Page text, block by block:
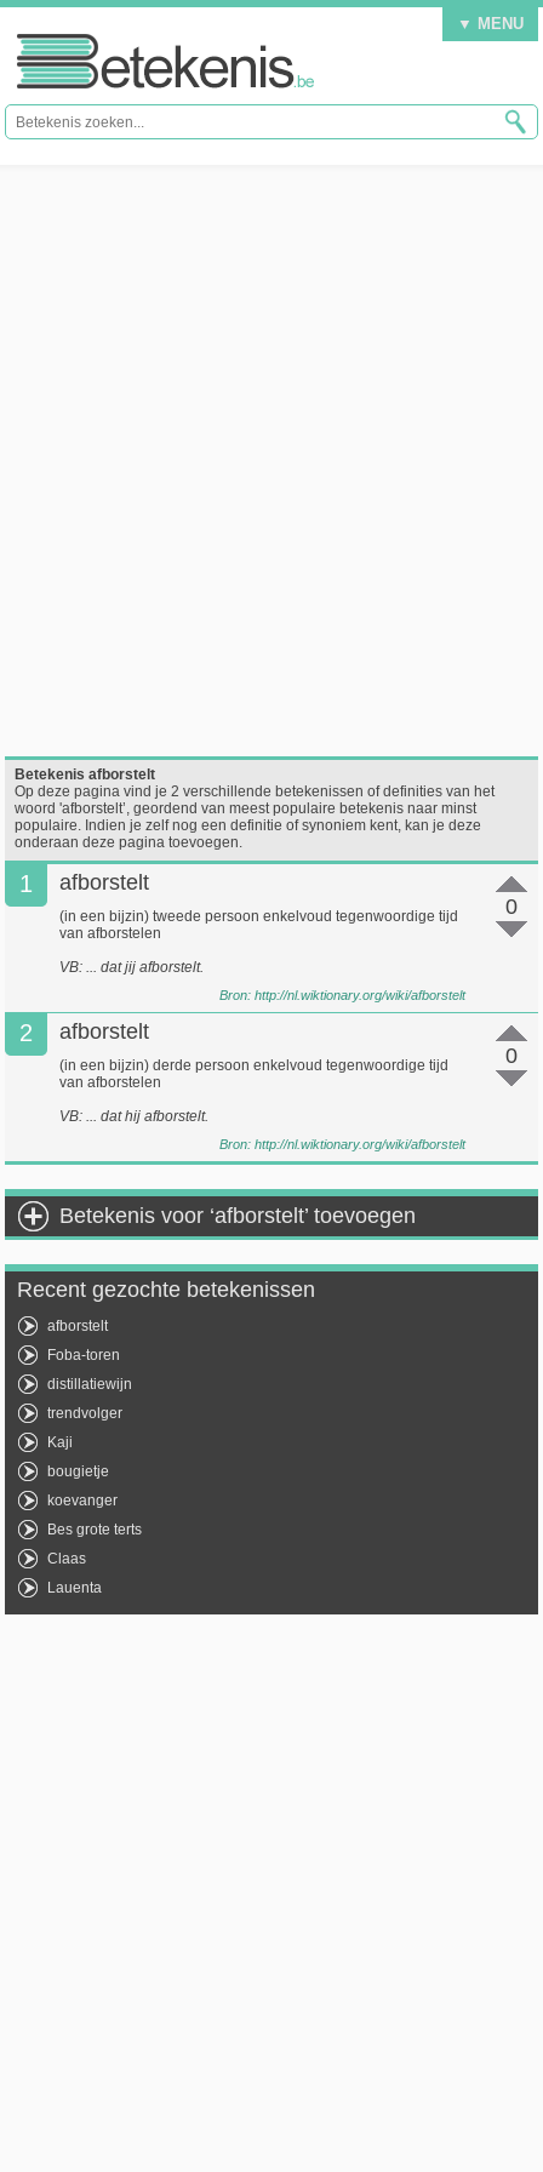
▼ MENU
Betekenis afborstelt
Op deze pagina vind je 2 verschillende betekenissen of definities van het
woord 'afborstelt’, geordend van meest populaire betekenis naar minst
populaire. Indien je zelf nog een definitie of synoniem kent, kan je deze
onderaan deze pagina toevoegen.
1
0
afborstelt
(in een bijzin) tweede persoon enkelvoud tegenwoordige tijd
van afborstelen
VB: ... dat jij afborstelt.
Bron: http://nl.wiktionary.org/wiki/afborstelt
2
0
afborstelt
(in een bijzin) derde persoon enkelvoud tegenwoordige tijd
van afborstelen
VB: ... dat hij afborstelt.
Bron: http://nl.wiktionary.org/wiki/afborstelt
Betekenis voor ‘afborstelt’ toevoegen
Recent gezochte betekenissen
afborstelt
Foba-toren
distillatiewijn
trendvolger
Kaji
bougietje
koevanger
Bes grote terts
Claas
Lauenta